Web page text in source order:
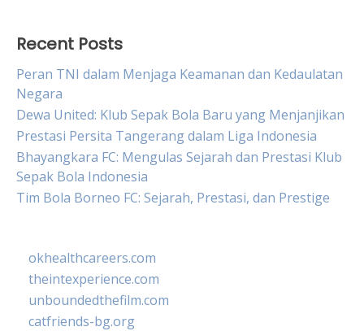
Recent Posts
Peran TNI dalam Menjaga Keamanan dan Kedaulatan
Negara
Dewa United: Klub Sepak Bola Baru yang Menjanjikan
Prestasi Persita Tangerang dalam Liga Indonesia
Bhayangkara FC: Mengulas Sejarah dan Prestasi Klub
Sepak Bola Indonesia
Tim Bola Borneo FC: Sejarah, Prestasi, dan Prestige
okhealthcareers.com
theintexperience.com
unboundedthefilm.com
catfriends-bg.org